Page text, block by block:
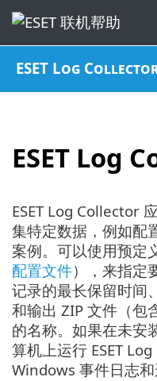
ESET Log
ESET Log
ESET Log Collector
集特定数据，例如配
案例。可以使用预定
配置文件），来指定
记录的最长保留时间
和输出 ZIP 文件（包
的名称。如果在未安
算机上运行 ESET
Windows 事件日志和